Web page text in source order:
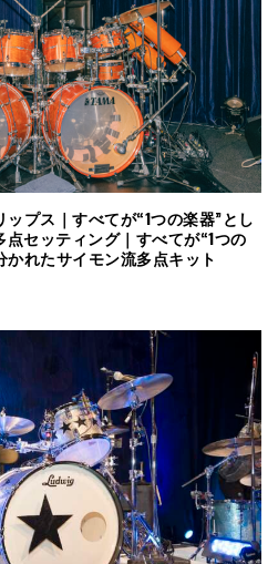
ップス｜すべてが“1つの楽器”とし
セッティング｜すべてが“1つの
れたサイモン流多点キット